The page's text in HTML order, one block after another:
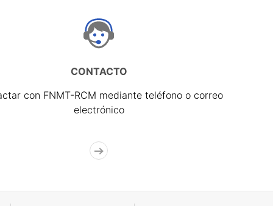
CONTACTO
con FNMT-RCM mediante teléfono o correo
electrónico